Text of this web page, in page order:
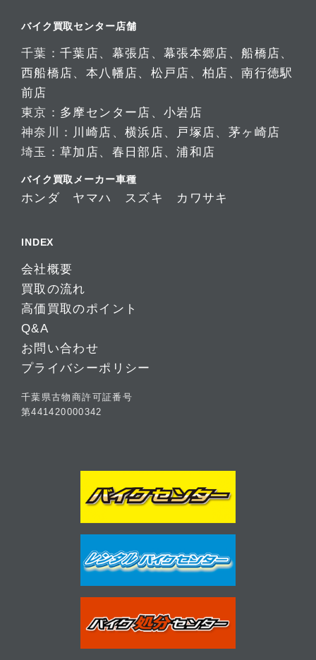
バイク買取センター店舗
千葉：千葉店、 幕張店 、幕張本郷店 、船橋店、
西船橋店、 本八幡店、 松戸店 、柏店 、南行徳駅
前店
東京： 多摩センター店 、 小岩店
神奈川： 川崎店 、 横浜店、 戸塚店、 茅ヶ崎店
埼玉：草加店、 春日部店、浦和店
バイク買取メーカー車種
ホンダ ヤマハ スズキ カワサキ
INDEX
会社概要
買取の流れ
高価買取のポイント
Q&A
お問い合わせ
プライバシーポリシー
千葉県古物商許可証番号
第441420000342